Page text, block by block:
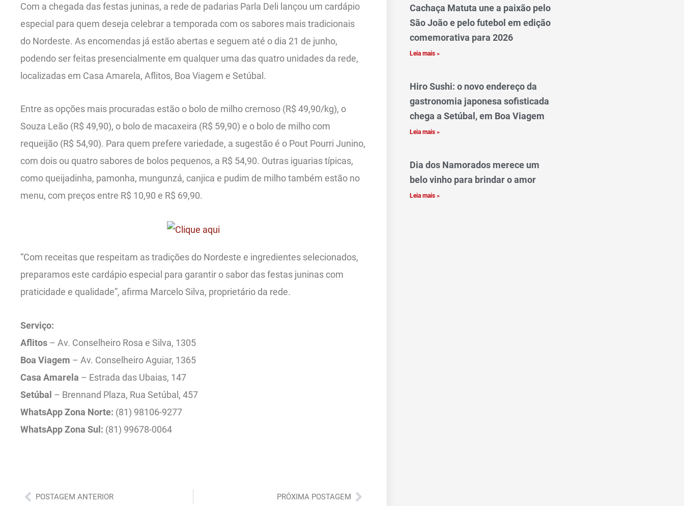
Com a chegada das festas juninas, a rede de padarias Parla Deli lançou um cardápio
especial para quem deseja celebrar a temporada com os sabores mais tradicionais
do Nordeste. As encomendas já estão abertas e seguem até o dia 21 de junho,
podendo ser feitas presencialmente em qualquer uma das quatro unidades da rede,
localizadas em Casa Amarela, Aflitos, Boa Viagem e Setúbal.
Entre as opções mais procuradas estão o bolo de milho cremoso (R$ 49,90/kg), o
Souza Leão (R$ 49,90), o bolo de macaxeira (R$ 59,90) e o bolo de milho com
requeijão (R$ 54,90). Para quem prefere variedade, a sugestão é o Pout Pourri Junino,
com dois ou quatro sabores de bolos pequenos, a R$ 54,90. Outras iguarias típicas,
como queijadinha, pamonha, mungunzá, canjica e pudim de milho também estão no
menu, com preços entre R$ 10,90 e R$ 69,90.
“Com receitas que respeitam as tradições do Nordeste e ingredientes selecionados,
preparamos este cardápio especial para garantir o sabor das festas juninas com
praticidade e qualidade”, afirma Marcelo Silva, proprietário da rede.
Serviço:
Aflitos – Av. Conselheiro Rosa e Silva, 1305
Boa Viagem – Av. Conselheiro Aguiar, 1365
Casa Amarela – Estrada das Ubaias, 147
Setúbal – Brennand Plaza, Rua Setúbal, 457
WhatsApp Zona Norte: (81) 98106-9277
WhatsApp Zona Sul: (81) 99678-0064
Anterior
POSTAGEM ANTERIOR PRÓXIMA POSTAGEMPróximo
Cachaça Matuta une a paixão pelo
São João e pelo futebol em edição
comemorativa para 2026
Leia mais »
Hiro Sushi: o novo endereço da
gastronomia japonesa sofisticada
chega a Setúbal, em Boa Viagem
Leia mais »
Dia dos Namorados merece um
belo vinho para brindar o amor
Leia mais »